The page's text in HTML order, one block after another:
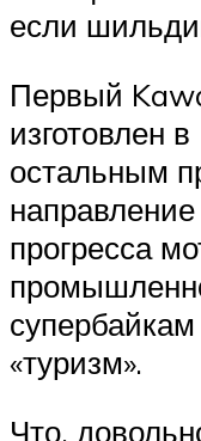
если
Первый
изготовлен
остальным
прогресса
«туризм».
Что,